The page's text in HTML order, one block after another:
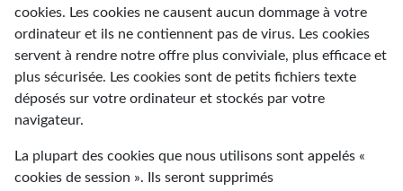
cookies. Les cookies ne causent aucun dommage à votre
ordinateur et ils ne contiennent pas de virus. Les cookies
servent à rendre notre offre plus conviviale, plus efficace et
plus sécurisée. Les cookies sont de petits fichiers texte
déposés sur votre ordinateur et stockés par votre
navigateur.
La plupart des cookies que nous utilisons sont appelés «
cookies de session ». Ils seront supprimés